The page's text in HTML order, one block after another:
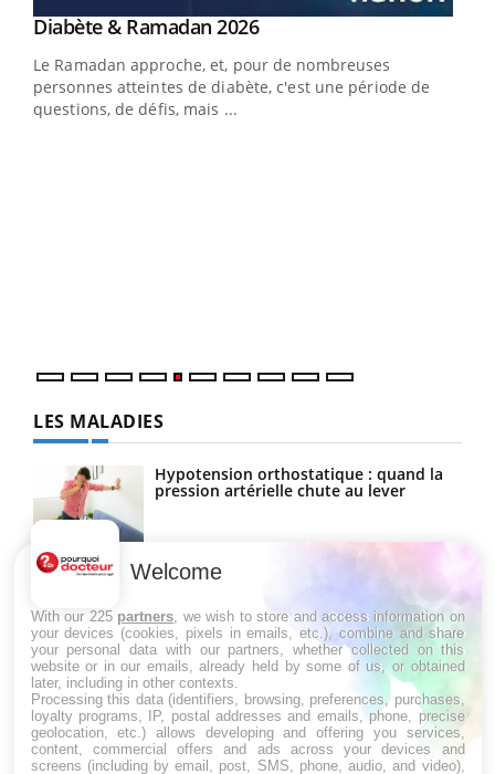
Youtube
Diabète & Ramadan 2026Youtube
Le Ramadan approche, et, pour de nombreuses
personnes atteintes de diabète, c'est une période de
questions, de défis, mais ...
LES MALADIES
Hypotension orthostatique : quand la
pression artérielle chute au lever
Drépanocytose : une déformation des
globules rouges aux conséquences
Maladie de Charcot (Sclérose latérale
amyotrophique)
Welcome
With our 225 partners , we wish to store and access information on
your devices (cookies, pixels in emails, etc.), combine and share
your personal data with our partners, whether collected on this
website or in our emails, already held by some of us, or obtained
later, including in other contexts.
Processing this data (identifiers, browsing, preferences, purchases,
loyalty programs, IP, postal addresses and emails, phone, precise
geolocation, etc.) allows developing and offering you services,
content, commercial offers and ads across your devices and
screens (including by email, post, SMS, phone, audio, and video),